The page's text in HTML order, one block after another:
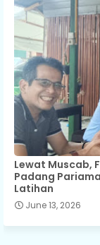
Lewat Muscab,
Padang
Latihan
June 13, 2026